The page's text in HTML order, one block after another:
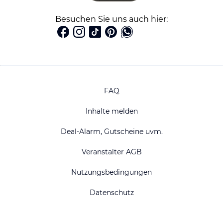
Besuchen Sie uns auch hier:
FAQ
Inhalte melden
Deal-Alarm, Gutscheine uvm.
Veranstalter AGB
Nutzungsbedingungen
Datenschutz